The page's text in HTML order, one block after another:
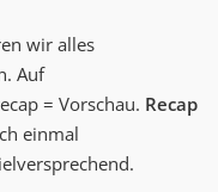
wir alles
Auf
= Vorschau. Recap
einmal